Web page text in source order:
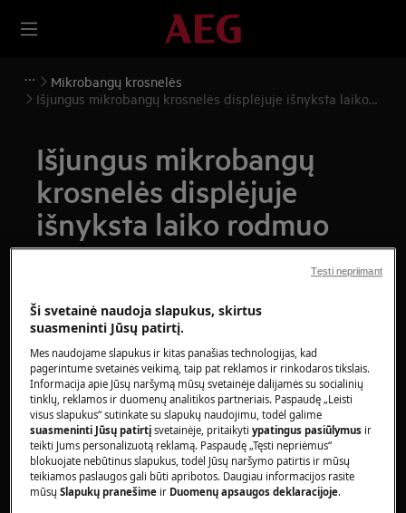
Mikrobangų krosnelės
Išjungus mikrobangų krosnelės displėjuje išnyksta laiko
Išjungus mikrobangų
krosnelės displėjuje
išnyksta laiko rodmuo
Problema:
Išjungus mikrobangų krosnelės displėjuje
išnyksta laiko rodmuo
Laikrodžio nepavyksta nustatyti ilgam
laikui
Taikoma:
Mikrobangų krosnelėms
Ši svetainė naudoja slapukus, skirtus
suasmeninti Jūsų patirtį.
Mes naudojame slapukus ir kitas panašias technologijas, kad
pagerintume svetainės veikimą, taip pat reklamos ir rinkodaros tikslais.
Informacija apie Jūsų naršymą mūsų svetainėje dalijamės su socialinių
tinklų, reklamos ir duomenų analitikos partneriais. Paspaudę „Leisti
visus slapukus“ sutinkate su slapukų naudojimu, todėl galime
suasmeninti Jūsų patirtįsvetainėje, pritaikytiypatingus pasiūlymus ir
teikti Jums personalizuotą reklamą. Paspaudę „Tęsti nepriėmus“
blokuojate nebūtinus slapukus, todėl Jūsų naršymo patirtis ir mūsų
teikiamos paslaugos gali būti apribotos. Daugiau informacijos rasite
mūsųSlapukų pranešime ir Duomenų apsaugos deklaracijoje.
Tęsti nepriimant